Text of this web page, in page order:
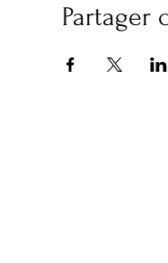
Partager